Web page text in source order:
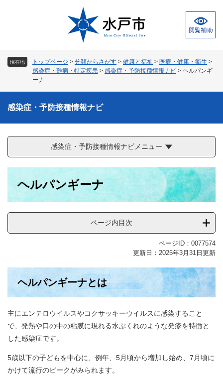
現在地 トップページ > 分類からさがす > 健康と福祉 > 医療・健康・衛生 >
感染症・難病・特定疾患 > 感染症・予防接種情報ナビ > ヘルパンギ
ーナ
感染症・予防接種情報ナビ
感染症・予防接種情報ナビメニュー
ヘルパンギーナ
ページ内目次
ページID：0077574
更新日：2025年3月31日更新
ヘルパンギーナとは
主にエンテロウイルスやコクサッキーウイルスに感染すること
で、発熱や口の中の粘膜に現れる水ぶくれのような発疹を特徴と
した感染症です。
5歳以下の子どもを中心に、例年、5月頃から増加し始め、7月頃に
かけて流行のピークがみられます。